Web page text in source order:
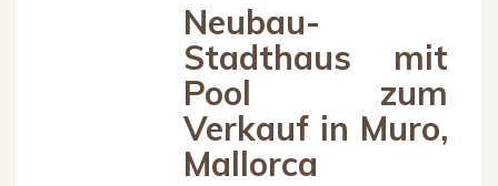
Neubau-
Stadthaus mit
Pool zum
Verkauf in Muro,
Mallorca